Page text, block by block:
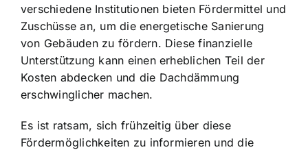
verschiedene Institutionen bieten Fördermittel und
Zuschüsse an, um die energetische Sanierung
von Gebäuden zu fördern. Diese finanzielle
Unterstützung kann einen erheblichen Teil der
Kosten abdecken und die Dachdämmung
erschwinglicher machen.
Es ist ratsam, sich frühzeitig über diese
Fördermöglichkeiten zu informieren und die